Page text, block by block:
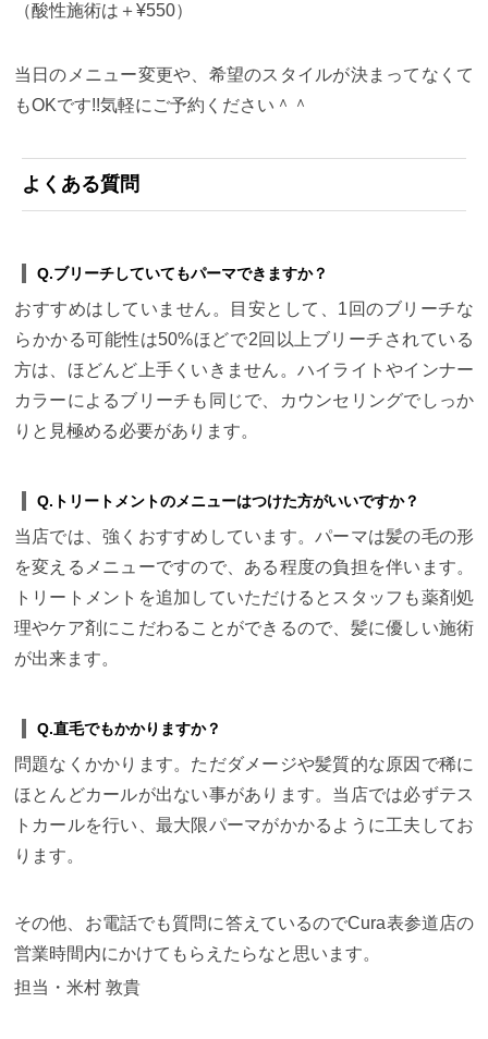
（酸性施術は＋¥550）
当日のメニュー変更や、希望のスタイルが決まってなくて
もOKです!!気軽にご予約ください＾＾
よくある質問
Q.ブリーチしていてもパーマできますか？
おすすめはしていません。目安として、1回のブリーチな
らかかる可能性は50%ほどで2回以上ブリーチされている
方は、ほどんど上手くいきません。ハイライトやインナー
カラーによるブリーチも同じで、カウンセリングでしっか
りと見極める必要があります。
Q.トリートメントのメニューはつけた方がいいですか？
当店では、強くおすすめしています。パーマは髪の毛の形
を変えるメニューですので、ある程度の負担を伴います。
トリートメントを追加していただけるとスタッフも薬剤処
理やケア剤にこだわることができるので、髪に優しい施術
が出来ます。
Q.直毛でもかかりますか？
問題なくかかります。ただダメージや髪質的な原因で稀に
ほとんどカールが出ない事があります。当店では必ずテス
トカールを行い、最大限パーマがかかるように工夫してお
ります。
その他、お電話でも質問に答えているのでCura表参道店の
営業時間内にかけてもらえたらなと思います。
担当・米村 敦貴